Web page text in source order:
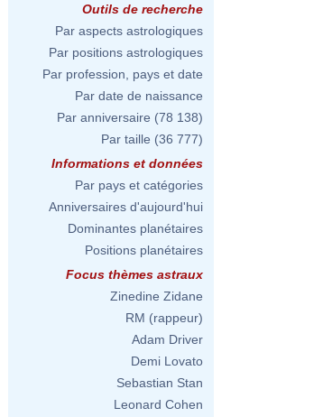
Outils de recherche
Par aspects astrologiques
Par positions astrologiques
Par profession, pays et date
Par date de naissance
Par anniversaire (78 138)
Par taille (36 777)
Informations et données
Par pays et catégories
Anniversaires d'aujourd'hui
Dominantes planétaires
Positions planétaires
Focus thèmes astraux
Zinedine Zidane
RM (rappeur)
Adam Driver
Demi Lovato
Sebastian Stan
Leonard Cohen